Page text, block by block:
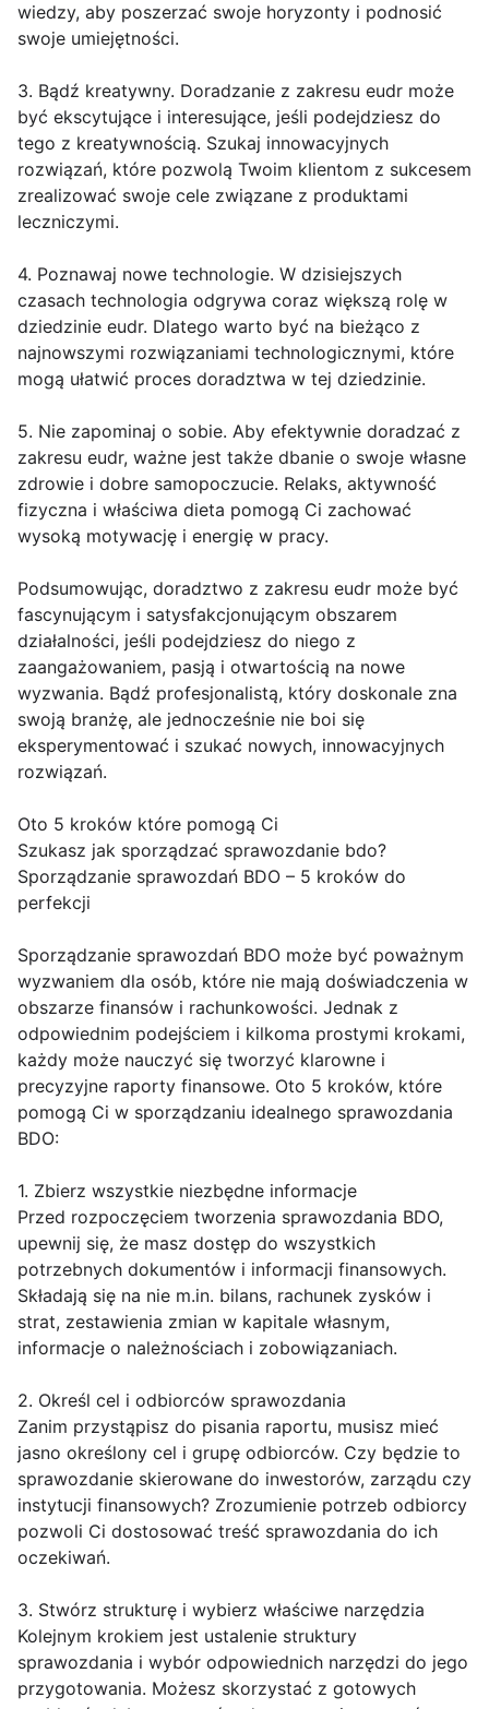
wiedzy, aby poszerzać swoje horyzonty i podnosić
swoje umiejętności.
3. Bądź kreatywny. Doradzanie z zakresu eudr może
być ekscytujące i interesujące, jeśli podejdziesz do
tego z kreatywnością. Szukaj innowacyjnych
rozwiązań, które pozwolą Twoim klientom z sukcesem
zrealizować swoje cele związane z produktami
leczniczymi.
4. Poznawaj nowe technologie. W dzisiejszych
czasach technologia odgrywa coraz większą rolę w
dziedzinie eudr. Dlatego warto być na bieżąco z
najnowszymi rozwiązaniami technologicznymi, które
mogą ułatwić proces doradztwa w tej dziedzinie.
5. Nie zapominaj o sobie. Aby efektywnie doradzać z
zakresu eudr, ważne jest także dbanie o swoje własne
zdrowie i dobre samopoczucie. Relaks, aktywność
fizyczna i właściwa dieta pomogą Ci zachować
wysoką motywację i energię w pracy.
Podsumowując, doradztwo z zakresu eudr może być
fascynującym i satysfakcjonującym obszarem
działalności, jeśli podejdziesz do niego z
zaangażowaniem, pasją i otwartością na nowe
wyzwania. Bądź profesjonalistą, który doskonale zna
swoją branżę, ale jednocześnie nie boi się
eksperymentować i szukać nowych, innowacyjnych
rozwiązań.
Oto 5 kroków które pomogą Ci
Szukasz jak sporządzać sprawozdanie bdo?
Sporządzanie sprawozdań BDO – 5 kroków do
perfekcji
Sporządzanie sprawozdań BDO może być poważnym
wyzwaniem dla osób, które nie mają doświadczenia w
obszarze finansów i rachunkowości. Jednak z
odpowiednim podejściem i kilkoma prostymi krokami,
każdy może nauczyć się tworzyć klarowne i
precyzyjne raporty finansowe. Oto 5 kroków, które
pomogą Ci w sporządzaniu idealnego sprawozdania
BDO:
1. Zbierz wszystkie niezbędne informacje
Przed rozpoczęciem tworzenia sprawozdania BDO,
upewnij się, że masz dostęp do wszystkich
potrzebnych dokumentów i informacji finansowych.
Składają się na nie m.in. bilans, rachunek zysków i
strat, zestawienia zmian w kapitale własnym,
informacje o należnościach i zobowiązaniach.
2. Określ cel i odbiorców sprawozdania
Zanim przystąpisz do pisania raportu, musisz mieć
jasno określony cel i grupę odbiorców. Czy będzie to
sprawozdanie skierowane do inwestorów, zarządu czy
instytucji finansowych? Zrozumienie potrzeb odbiorcy
pozwoli Ci dostosować treść sprawozdania do ich
oczekiwań.
3. Stwórz strukturę i wybierz właściwe narzędzia
Kolejnym krokiem jest ustalenie struktury
sprawozdania i wybór odpowiednich narzędzi do jego
przygotowania. Możesz skorzystać z gotowych